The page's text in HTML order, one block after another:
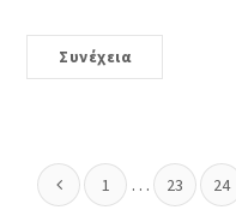
Συνέχεια
1 … 23 24